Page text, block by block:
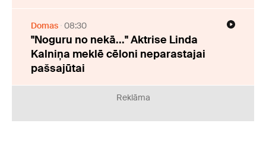
Domas 08:30
"Noguru no nekā..." Aktrise Linda
Kalniņa meklē cēloni neparastajai
pašsajūtai
Reklāma